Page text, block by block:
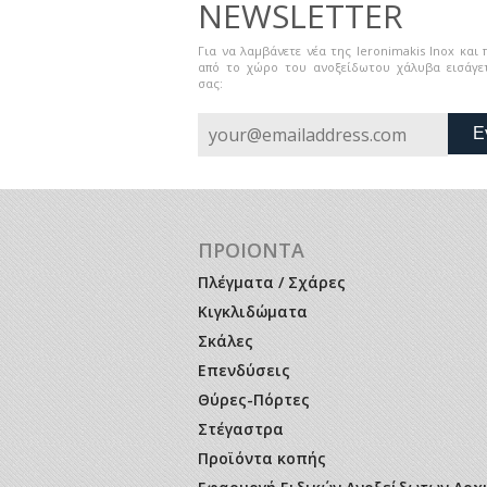
NEWSLETTER
Για να λαμβάνετε νέα της Ieronimakis Inox και
από το χώρο του ανοξείδωτου χάλυβα
σας:
ΠΡΟΙΟΝΤΑ
Πλέγματα / Σχάρες
Κιγκλιδώματα
Σκάλες
Επενδύσεις
Θύρες-Πόρτες
Στέγαστρα
Προϊόντα κοπής